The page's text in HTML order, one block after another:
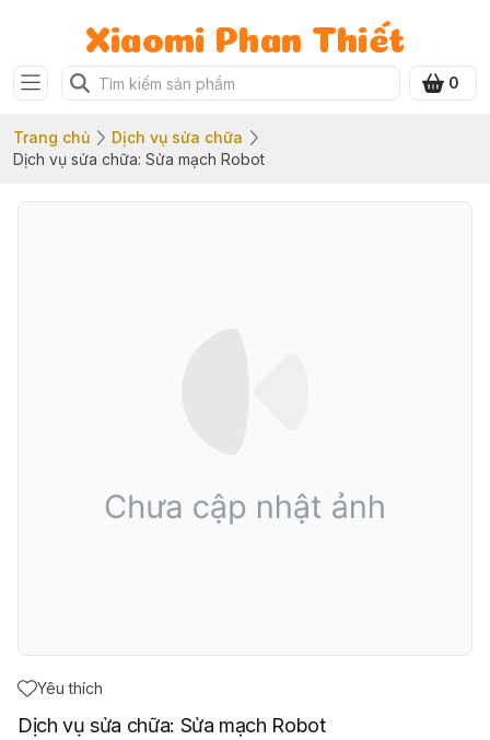
Xiaomi Phan Thiết
0
Trang chủ
Dịch vụ sửa chữa
Dịch vụ sửa chữa: Sửa mạch Robot
Yêu thích
Dịch vụ sửa chữa: Sửa mạch Robot